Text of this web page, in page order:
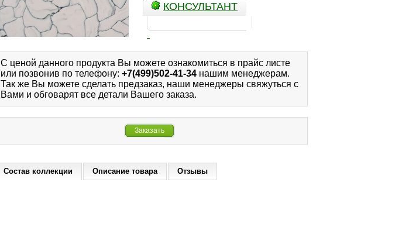
КОНСУЛЬТАНТ
С ценой данного продукта Вы можете ознакомиться в прайс листе
или позвонив по телефону: +7(499)502-41-34 нашим менеджерам.
Так же Вы можете сделать предзаказ, наши менеджеры свяжуться с
Вами и обговарят все детали Вашего заказа.
Заказать
Состав коллекции Описание товара Отзывы